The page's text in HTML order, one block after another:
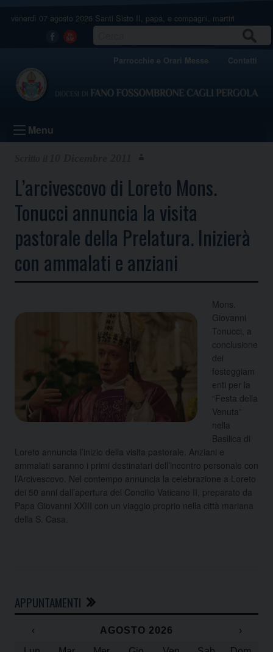
venerdì 07 agosto 2026 Santi Sisto II, papa, e compagni, martiri
Facebook
Youtube
Parrocchie e Orari Messe Contatti
Menu
L’arcivescovo di Loreto Mons.
Tonucci annuncia la visita
pastorale della Prelatura. Inizierà
con ammalati e anziani
Mons.
Giovanni
Tonucci, a
conclusione
dei
festeggiam
enti per la
“Festa della
Venuta”
nella
Basilica di
Loreto annuncia l’inizio della visita pastorale. Anziani e
ammalati saranno i primi destinatari dell’incontro personale con
l’Arcivescovo. Nel contempo annuncia la celebrazione a Loreto
dei 50 anni dall’apertura del Concilio Vaticano II, preparato da
Papa Giovanni XXIII con un viaggio proprio nella città mariana
della S. Casa.
APPUNTAMENTI
‹ AGOSTO 2026
›